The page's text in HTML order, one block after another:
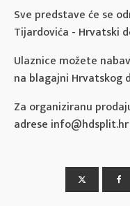
Sve predstave će se
Tijardovića - Hrvatski
Ulaznice možete
na blagajni Hrvatskog
Za organiziranu
adrese